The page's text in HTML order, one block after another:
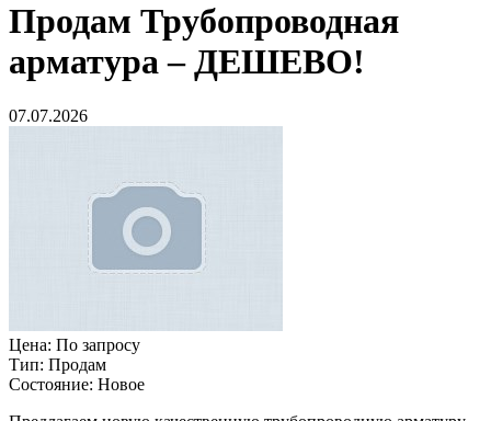
Продам Трубопроводная
арматура – ДЕШЕВО!
07.07.2026
Цена: По запросу
Тип: Продам
Состояние: Новое